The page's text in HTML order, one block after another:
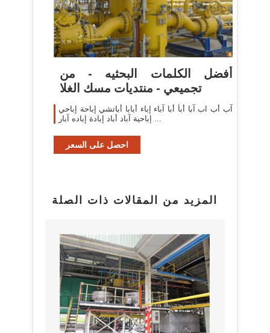
أفضل الكلمات البحثيه - من
تجميعي - منتديات مسك الغلا
آب أب اب آبا أبأ أبا آباء إباء أبابا أباتشي إباحة إباحي
إباحية آباد أباد إبادة إباده آبار ...
احصل على السعر
المزيد من المقالات ذات الصلة